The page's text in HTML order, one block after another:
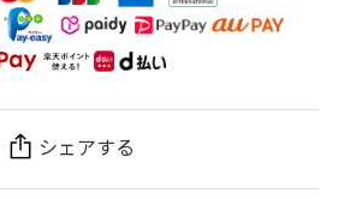
シェアする